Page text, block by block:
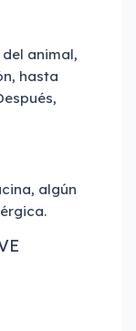
animal,
hasta
algún